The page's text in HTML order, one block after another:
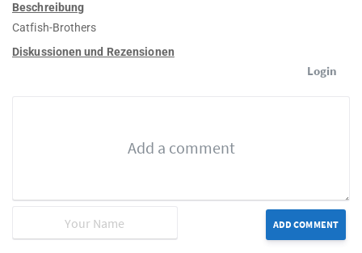
Beschreibung
Catfish-Brothers
Diskussionen und Rezensionen
Login
ADD COMMENT